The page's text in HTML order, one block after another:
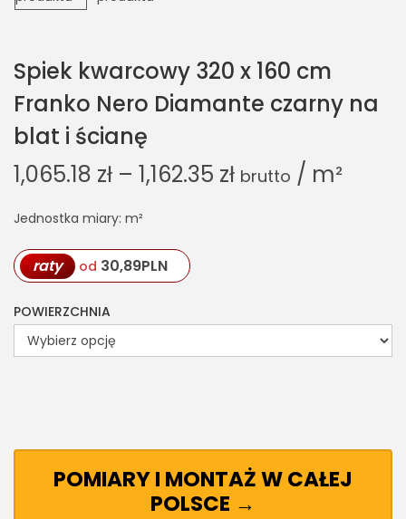
Spiek kwarcowy 320 x 160 cm
Franko Nero Diamante czarny na
blat i ścianę
1,065.18 zł – 1,162.35 zł brutto / m²
Jednostka miary: m²
raty od 30,89PLN
POWIERZCHNIA
POMIARY I MONTAŻ W CAŁEJ
POLSCE →